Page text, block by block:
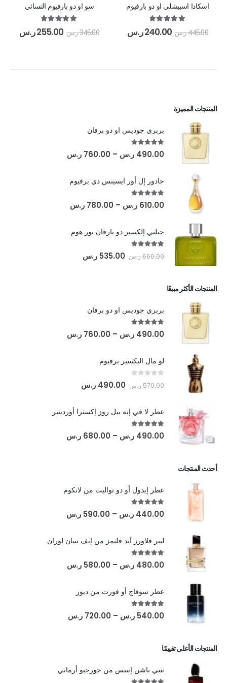
اسكادا اسبيشلي او دو بارفيوم
445.00ر.س 240.00ر.س
سو او دو بارفيوم النسائي
345.00ر.س 255.00ر.س
المنتجات المميزة
بربري جوديس او دو برفان
5.00
out of 5
490.00 ر.س –
760.00 ر.س
جادور إل أور ايسينس دي برفيوم
5.00
out of 5
610.00 ر.س –
780.00 ر.س
جيلتي إلكسير دو بارفان بور هوم
660.00ر.س 535.00 ر.س
المنتجات الأكثر مبيعًا
بربري جوديس او دو برفان
5.00
out of 5
490.00 ر.س –
760.00 ر.س
لو مال اليكسير برفيوم
570.00ر.س 490.00 ر.س
عطر لا في إيه بيل روز إكسترا أوردينير
5.00
out of 5
490.00 ر.س –
680.00 ر.س
أحدث المنتجات
عطر إيدول أو دو تواليت من لانكوم
5.00
out of 5
440.00 ر.س –
590.00 ر.س
ليبر فلاورز آند فليمز من إيف سان لوران
5.00
out of 5
480.00 ر.س –
580.00 ر.س
عطر سوفاج أو فورت من ديور
5.00
out of 5
540.00 ر.س –
720.00 ر.س
المنتجات الأعلى تقييمًا
سي باشن إنتنس من جورجيو أرماني